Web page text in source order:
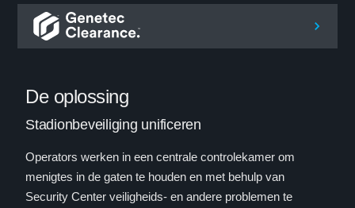
De oplossing
Stadionbeveiliging unificeren
Operators werken in een centrale controlekamer om
menigtes in de gaten te houden en met behulp van
Security Center veiligheids- en andere problemen te